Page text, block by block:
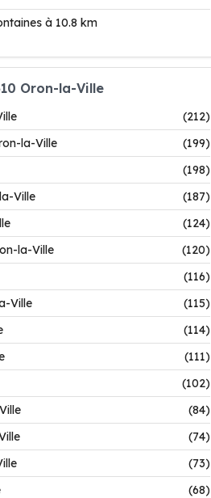
à 10.8 km
Oron-la-Ville
(212)
la-Ville
(199)
(198)
Ville
(187)
(124)
la-Ville
(120)
(116)
Ville
(115)
(114)
(111)
(102)
(84)
(74)
(73)
(68)